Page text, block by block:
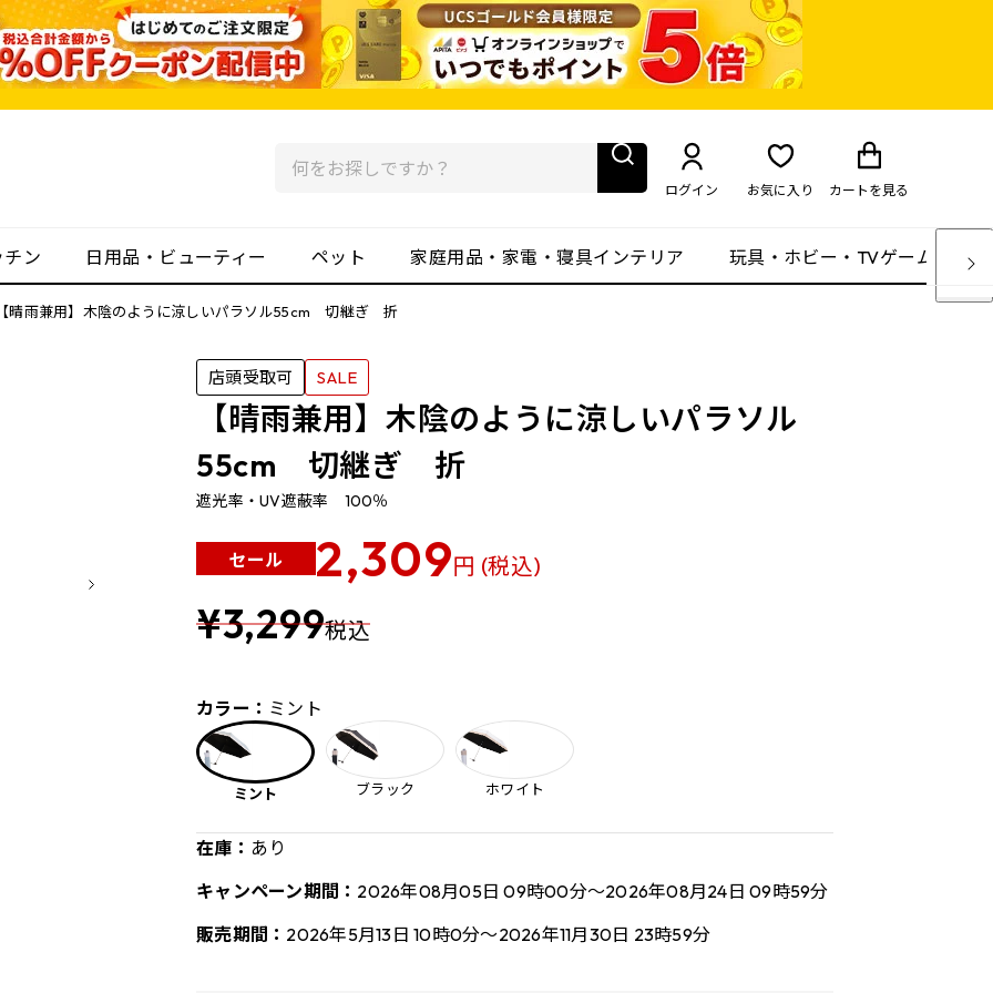
ログイン お気に入り カート を見る
ン 日用品・ビューティー ペット 家庭用品・家電・寝具インテリア 玩具・ホビー・TVゲーム
晴雨兼用】木陰のように涼しいパラソル55cm 切継ぎ 折
店頭受取可 SALE
【晴雨兼用】木陰のように涼しいパラソル
55cm 切継ぎ 折
遮光率・UV遮蔽率 100％
セール 2,309円 (税込)
¥3,299税込
カラー： ミント
ミント ブラック ホワイト
在庫： あり
キャンペーン期間： 2026年08月05日 09時00分～2026年08月24日 09時59分
販売期間： 2026年5月13日 10時0分～2026年11月30日 23時59分